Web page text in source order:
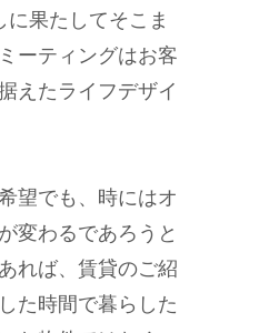
果たしてそこま
ーティングはお客
えたライフデザイ
望でも、時にはオ
変わるであろうと
れば、賃貸のご紹
た時間で暮らした